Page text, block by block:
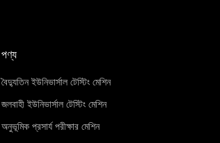
পণ্য
বৈদ্যুতিন ইউনিভার্সাল টেস্টিং মেশিন
জলবাহী ইউনিভার্সাল টেস্টিং মেশিন
অনুভূমিক প্রসার্য পরীক্ষার মেশিন